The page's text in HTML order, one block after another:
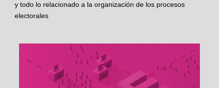
y todo lo relacionado a la organización de los procesos
electorales